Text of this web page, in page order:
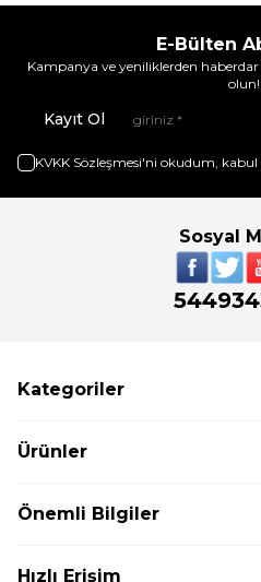
E-Bülten
Kampanya ve yeniliklerden
olun!
Kayıt Ol
KVKK Sözleşmesi'ni okudum, kabul
Sosyal
Kategoriler
Ürünler
Önemli Bilgiler
Hızlı Erişim